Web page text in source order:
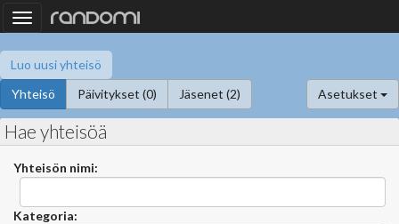
Toggle
navigation
Luo uusi yhteisö
Yhteisö
Päivitykset (0) Jäsenet (2) Asetukset
Hae yhteisöä
Yhteisön nimi:
Kategoria: